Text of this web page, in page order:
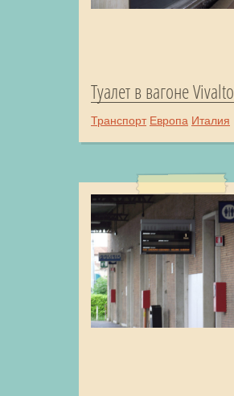
Туалет в вагоне Vivalto
Транспорт Европа Италия